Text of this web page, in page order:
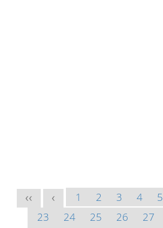
<< < 1 2 3 4 5
23
24 25 26 27